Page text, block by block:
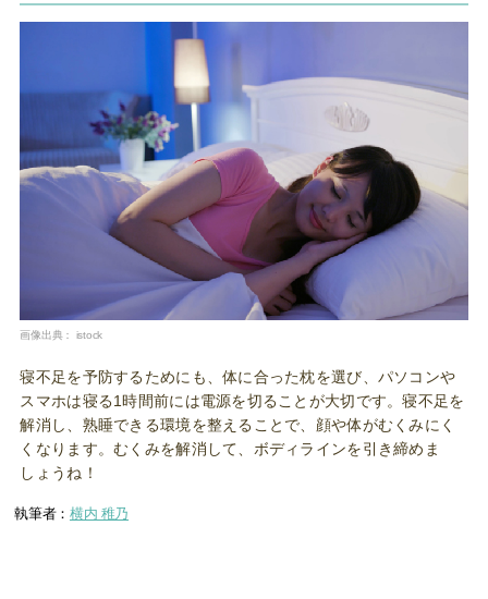
画像出典： istock
寝不足を予防するためにも、体に合った枕を選び、パソコンや
スマホは寝る1時間前には電源を切ることが大切です。寝不足を
解消し、熟睡できる環境を整えることで、顔や体がむくみにく
くなります。むくみを解消して、ボディラインを引き締めま
しょうね！
執筆者： 横内 稚乃